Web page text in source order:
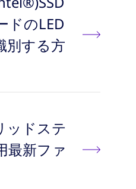
ドのLED
別する方
ッドステ
最新ファ